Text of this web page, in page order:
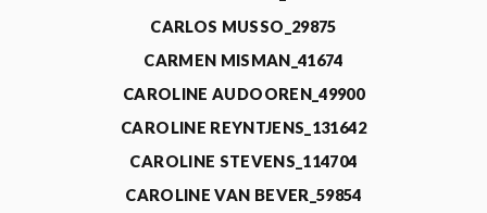
CARLOS MUSSO_29875
CARMEN MISMAN_41674
CAROLINE AUDOOREN_49900
CAROLINE REYNTJENS_131642
CAROLINE STEVENS_114704
CAROLINE VAN BEVER_59854